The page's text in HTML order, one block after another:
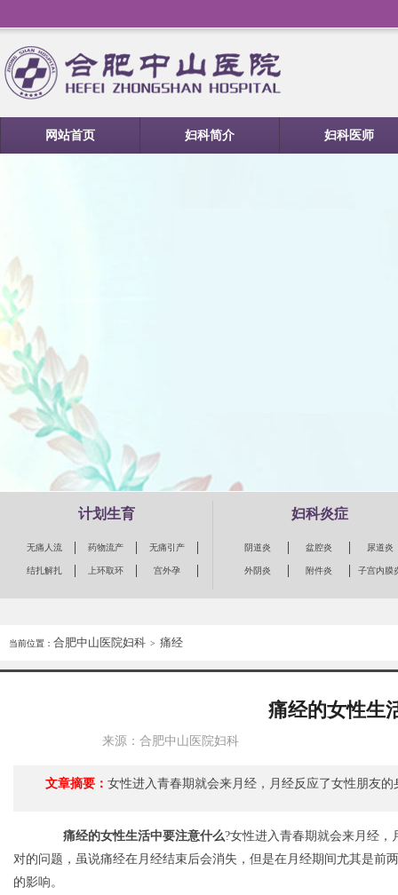
网站首页 妇科简介 妇科医师
计划生育
无痛人流 药物流产 无痛引产
结扎解扎 上环取环 宫外孕
妇科炎症
阴道炎 盆腔炎 尿道炎
外阴炎 附件炎 子宫内膜
当前位置： 合肥中山医院妇科 > 痛经
痛经的女性生
来源：合肥中山医院妇科
文章摘要： 女性进入青春期就会来月经，月经反应了女性朋友
痛经的女性生活中要注意什么?女性进入青春期就会来月经
对的问题，虽说痛经在月经结束后会消失，但是在月经期间尤其是前
的影响。